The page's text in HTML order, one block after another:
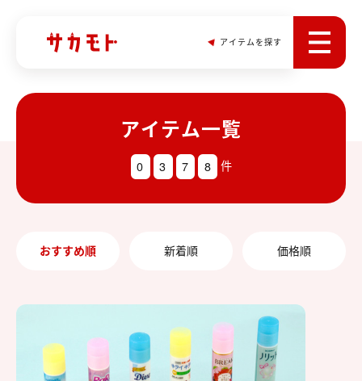
アイテムを探す
アイテム一覧
0 3 7 8 件
おすすめ順 新着順 価格順